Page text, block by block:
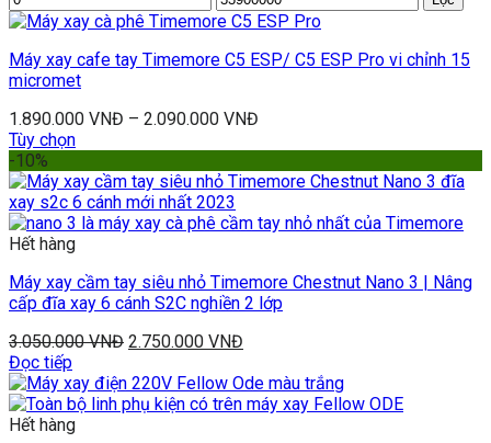
thấp
cao
Máy xay cafe tay Timemore C5 ESP/ C5 ESP Pro vi chỉnh 15
micromet
1.890.000 VNĐ – 2.090.000 VNĐ
Tùy chọn
-10%
Hết hàng
Máy xay cầm tay siêu nhỏ Timemore Chestnut Nano 3 | Nâng
cấp đĩa xay 6 cánh S2C nghiền 2 lớp
3.050.000VNĐ 2.750.000 VNĐ
Đọc tiếp
Hết hàng